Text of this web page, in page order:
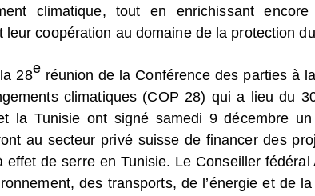
climatique, tout en enrichissant
leur coopération au domaine de la protection
28e réunion de la Conférence des parties à
climatiques (COP 28) qui a lieu du
la Tunisie ont signé samedi 9 décembre
au secteur privé suisse de financer des
effet de serre en Tunisie. Le Conseiller
des transports, de l’énergie et de